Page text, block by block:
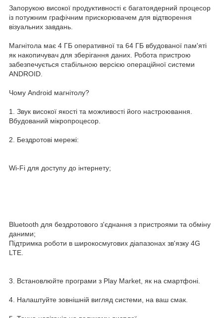
Запорукою високої продуктивності є багатоядерний процесор
із потужним графічним прискорювачем для відтворення
візуальних завдань.
Магнітола має 4 ГБ оперативної та 64 ГБ вбудованої пам'яті
як накопичувач для зберігання даних. Робота пристрою
забезпечується стабільною версією операційної системи
ANDROID.
Чому Android магнітолу?
1. Звук високої якості та можливості його настроювання.
Вбудований мікропроцесор.
2. Бездротові мережі:
Wi-Fi для доступу до інтернету;
Bluetooth для бездротового з'єднання з пристроями та обміну
даними;
Підтримка роботи в широкосмугових діапазонах зв'язку 4G
LTE.
3. Встановлюйте програми з Play Market, як на смартфоні.
4. Налаштуйте зовнішній вигляд системи, на ваш смак.